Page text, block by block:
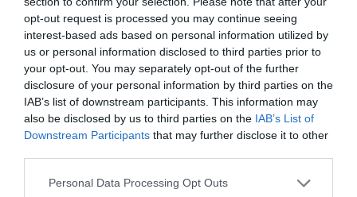
opt-out request is processed you may continue seeing
interest-based ads based on personal information utilized by
us or personal information disclosed to third parties prior to
your opt-out. You may separately opt-out of the further
disclosure of your personal information by third parties on the
IAB’s list of downstream participants. This information may
also be disclosed by us to third parties on the IAB’s List of
Downstream Participants that may further disclose it to other
Personal Data Processing Opt Outs